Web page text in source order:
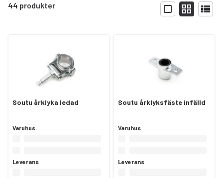
44 produkter
Visa
Soutu årklyka ledad
Varuhus
Leverans
Soutu årklyksfäste infälld
Varuhus
Leverans